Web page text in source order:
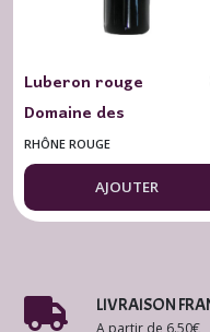
Luberon rouge
Domaine des
Jardinettes 2022
Caprices de Jade BIO
75 cl.
RHÔNE ROUGE
AJOUTER
LIVRAISON
A partir de 6.50€